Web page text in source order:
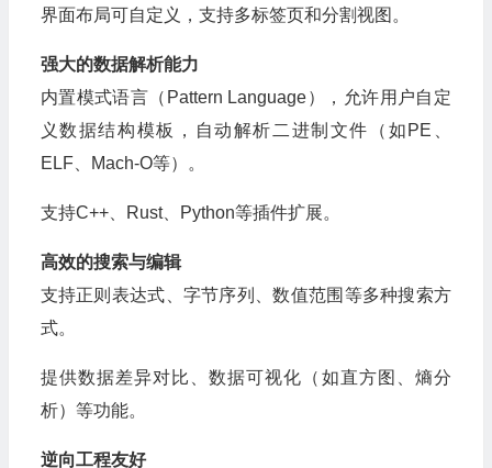
界面布局可自定义，支持多标签页和分割视图。
强大的数据解析能力
内置模式语言（Pattern Language），允许用户自定
义数据结构模板，自动解析二进制文件（如PE、
ELF、Mach-O等）。
支持C++、Rust、Python等插件扩展。
高效的搜索与编辑
支持正则表达式、字节序列、数值范围等多种搜索方
式。
提供数据差异对比、数据可视化（如直方图、熵分
析）等功能。
逆向工程友好